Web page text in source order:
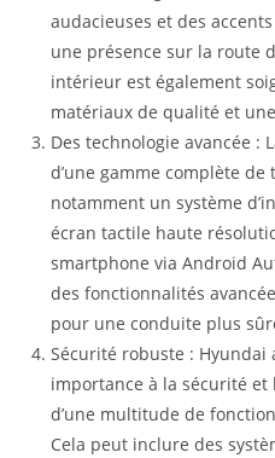
audacieuses et des
une présence sur la route
intérieur est également
matériaux de qualité et
Des technologie avancée :
d’une gamme complète
notamment un système
écran tactile haute
smartphone via Android
des fonctionnalités
pour une conduite plus
Sécurité robuste : Hyundai
importance à la sécurité et
d’une multitude de
Cela peut inclure des